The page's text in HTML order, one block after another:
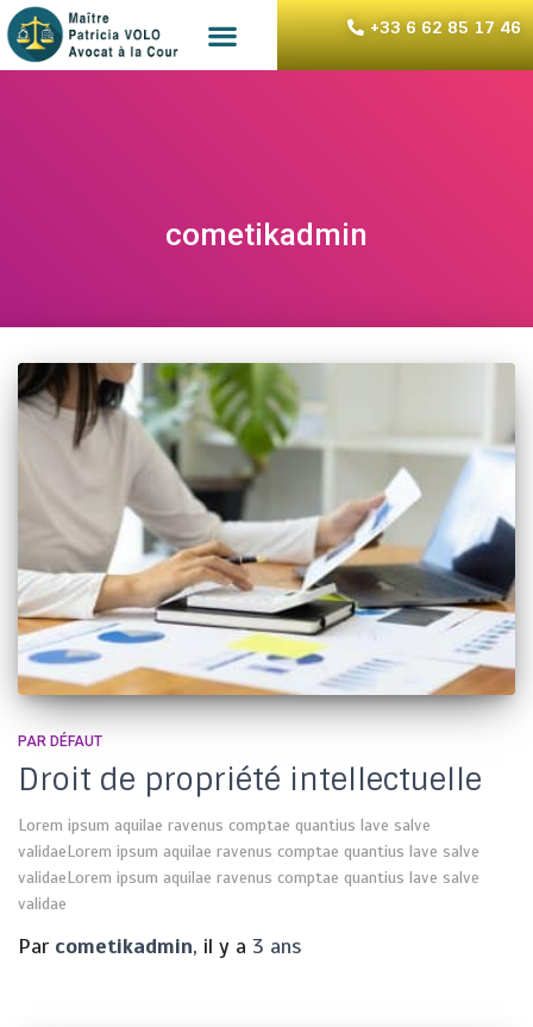
+33 6 62 85 17 46
cometikadmin
PAR DÉFAUT
Droit de propriété intellectuelle
Lorem ipsum aquilae ravenus comptae quantius lave salve
validaeLorem ipsum aquilae ravenus comptae quantius lave salve
validaeLorem ipsum aquilae ravenus comptae quantius lave salve
validae
Par cometikadmin, il y a 3 ans